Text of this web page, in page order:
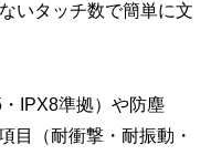
いタッチ数で簡単に文
IPX8準拠）や防塵
目（耐衝撃・耐振動・